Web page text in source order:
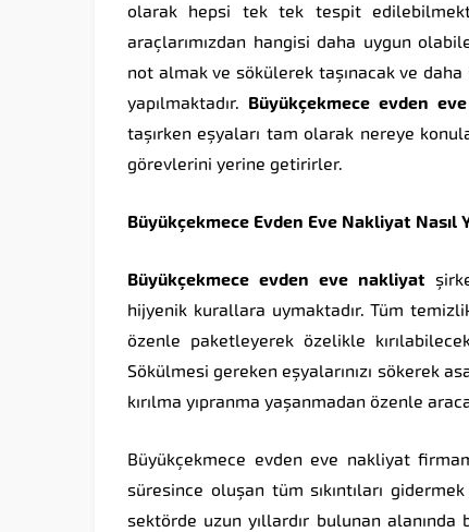
olarak hepsi tek tek tespit
araçlarımızdan hangisi daha uygun
not almak ve sökülerek taşınacak ve
yapılmaktadır. Büyükçekmece evden eve
taşırken eşyaları tam olarak nereye
görevlerini yerine getirirler.
Büyükçekmece Evden Eve Nakliyat Nasıl
Büyükçekmece evden eve nakliyat
hijyenik kurallara uymaktadır. Tüm
özenle paketleyerek özelikle
Sökülmesi gereken eşyalarınızı sökerek
kırılma yıpranma yaşanmadan özenle
Büyükçekmece evden eve nakliyat
süresince oluşan tüm sıkıntıları
sektörde uzun yıllardır bulunan